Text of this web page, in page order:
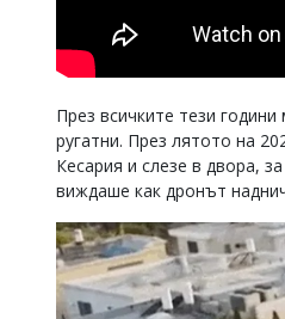
През всичките тези
ругатни. През лятото на
Кесария и слезе в двора,
виждаше как дронът